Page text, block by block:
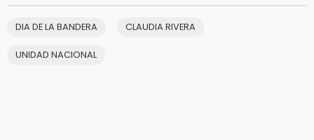
DIA DE LA BANDERA CLAUDIA RIVERA
UNIDAD NACIONAL